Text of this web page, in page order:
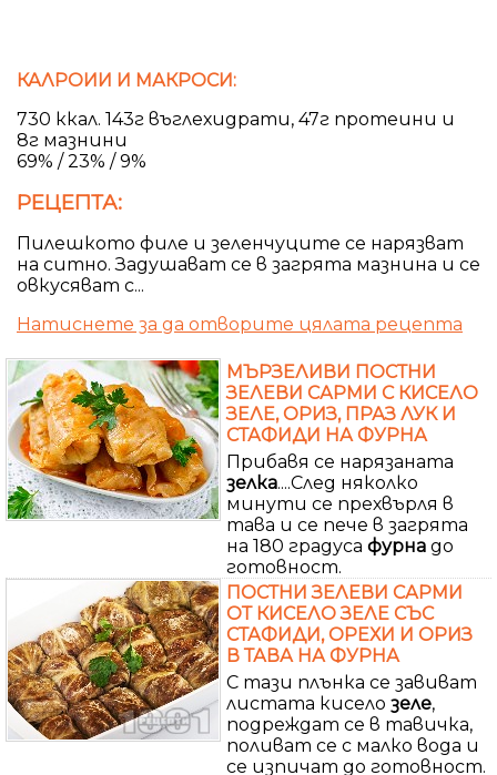
КАЛРОИИ И МАКРОСИ:
730 ккал. 143г въглехидрати, 47г протеини и
8г мазнини
69% / 23% / 9%
РЕЦЕПТА:
Пилешкото филе и зеленчуците се нарязват
на ситно. Задушават се в загрята мазнина и се
овкусяват с...
Натиснете за да отворите цялата рецепта
МЪРЗЕЛИВИ ПОСТНИ
ЗЕЛЕВИ САРМИ С КИСЕЛО
ЗЕЛЕ, ОРИЗ, ПРАЗ ЛУК И
СТАФИДИ НА ФУРНА
Прибавя се нарязаната
зелка....След няколко
минути се прехвърля в
тава и се пече в загрята
на 180 градуса фурна до
готовност.
ПОСТНИ ЗЕЛЕВИ САРМИ
ОТ КИСЕЛО ЗЕЛЕ СЪС
СТАФИДИ, ОРЕХИ И ОРИЗ
В ТАВА НА ФУРНА
С тази плънка се завиват
листата кисело зеле,
подреждат се в тавичка,
поливат се с малко вода и
се изпичат до готовност.